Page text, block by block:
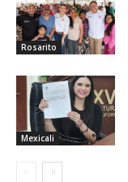
Rosarito
Mexicali